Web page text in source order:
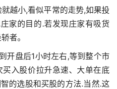
越小,看似平常的走势,如果投
家的目的.若发现庄家有吸货
者。
开盘后1小时左右,等到整个市
入股价拉升急速、大单在底
的选股和买股的方法.当然.这